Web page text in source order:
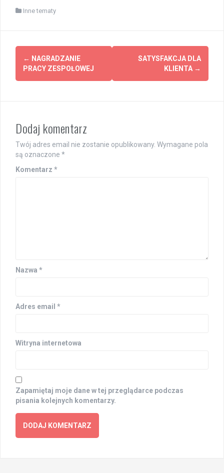
Inne tematy
Post
navigation
← NAGRADZANIE
PRACY ZESPOŁOWEJ
SATYSFAKCJA DLA
KLIENTA →
Dodaj komentarz
Twój adres email nie zostanie opublikowany. Wymagane pola
są oznaczone *
Komentarz *
Nazwa *
Adres email *
Witryna internetowa
Zapamiętaj moje dane w tej przeglądarce podczas
pisania kolejnych komentarzy.